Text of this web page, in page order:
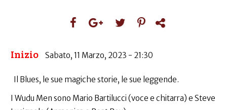
Inizio Sabato, 11 Marzo, 2023 - 21:30
Il Blues, le sue magiche storie, le sue leggende.
I Wudu Men sono Mario Bartilucci (voce e chitarra) e Steve